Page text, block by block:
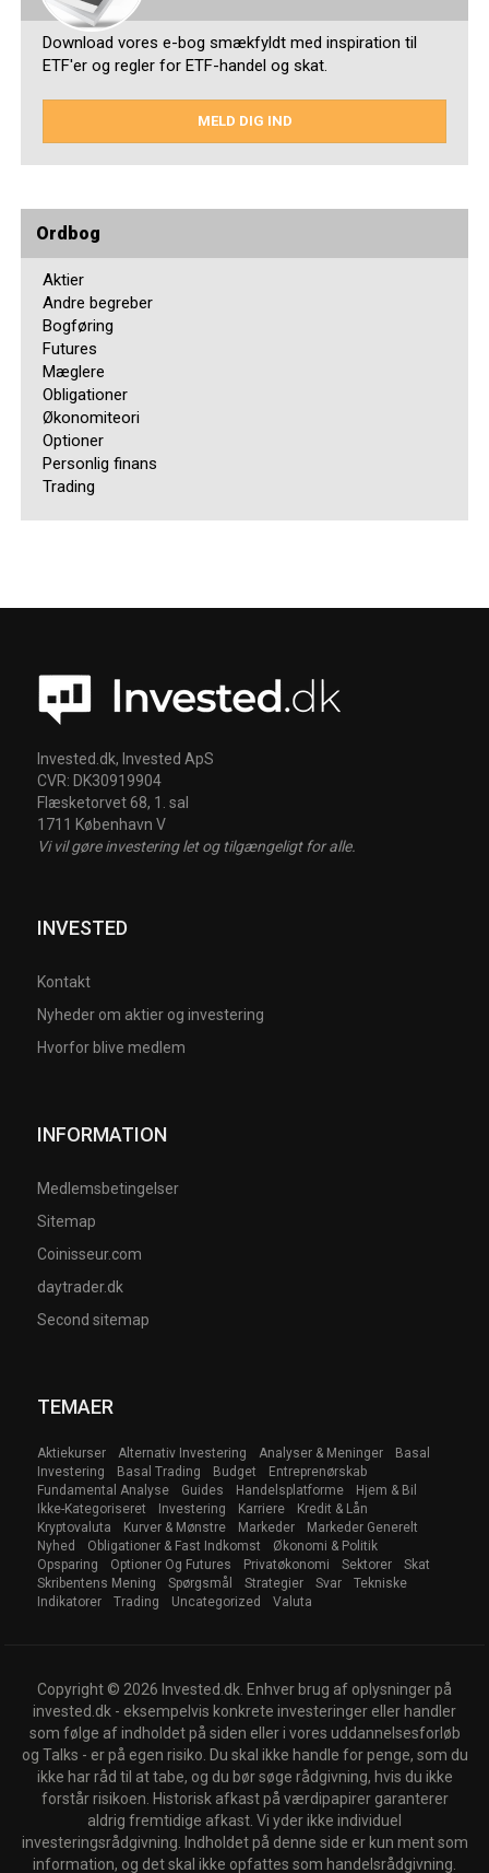
Download vores e-bog smækfyldt med inspiration til
ETF'er og regler for ETF-handel og skat.
MELD DIG IND
Ordbog
Aktier
Andre begreber
Bogføring
Futures
Mæglere
Obligationer
Økonomiteori
Optioner
Personlig finans
Trading
Invested.dk, Invested ApS
CVR: DK30919904
Flæsketorvet 68, 1. sal
1711 København V
Vi vil gøre investering let og tilgængeligt for alle.
INVESTED
Kontakt
Nyheder om aktier og investering
Hvorfor blive medlem
INFORMATION
Medlemsbetingelser
Sitemap
Coinisseur.com
daytrader.dk
Second sitemap
TEMAER
Aktiekurser Alternativ Investering Analyser & Meninger
Basal
Investering
Basal Trading Budget
Entreprenørskab
Fundamental Analyse
Guides Handelsplatforme
Hjem & Bil
Ikke-Kategoriseret
Investering Karriere
Kredit & Lån
Kryptovaluta
Kurver & Mønstre Markeder
Markeder Generelt
Nyhed
Obligationer & Fast Indkomst
Økonomi & Politik
Opsparing
Optioner Og Futures Privatøkonomi Sektorer
Skat
Skribentens Mening
Spørgsmål Strategier Svar
Tekniske
Indikatorer
Trading Uncategorized Valuta
Copyright © 2026 Invested.dk. Enhver brug af oplysninger på
invested.dk - eksempelvis konkrete investeringer eller handler
som følge af indholdet på siden eller i vores uddannelsesforløb
og Talks - er på egen risiko. Du skal ikke handle for penge, som du
ikke har råd til at tabe, og du bør søge rådgivning, hvis du ikke
forstår risikoen. Historisk afkast på værdipapirer garanterer
aldrig fremtidige afkast. Vi yder ikke individuel
investeringsrådgivning. Indholdet på denne side er kun ment som
information, og det skal ikke opfattes som handelsrådgivning.